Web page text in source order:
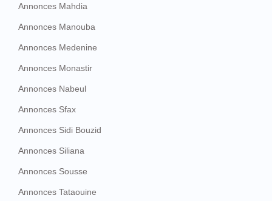
Annonces Mahdia
Annonces Manouba
Annonces Medenine
Annonces Monastir
Annonces Nabeul
Annonces Sfax
Annonces Sidi Bouzid
Annonces Siliana
Annonces Sousse
Annonces Tataouine